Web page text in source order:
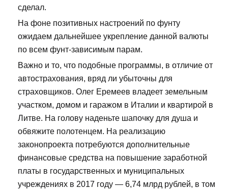
сделал.
На фоне позитивных настроений по фунту
ожидаем дальнейшее укрепление данной валюты
по всем фунт-зависимым парам.
Важно и то, что подобные программы, в отличие от
автострахования, вряд ли убыточны для
страховщиков. Олег Еремеев владеет земельным
участком, домом и гаражом в Италии и квартирой в
Литве. На голову наденьте шапочку для душа и
обвяжите полотенцем. На реализацию
законопроекта потребуются дополнительные
финансовые средства на повышение заработной
платы в государственных и муниципальных
учреждениях в 2017 году — 6,74 млрд рублей, в том